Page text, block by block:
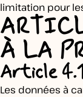
limitation pour
À LA
Article
Les données à